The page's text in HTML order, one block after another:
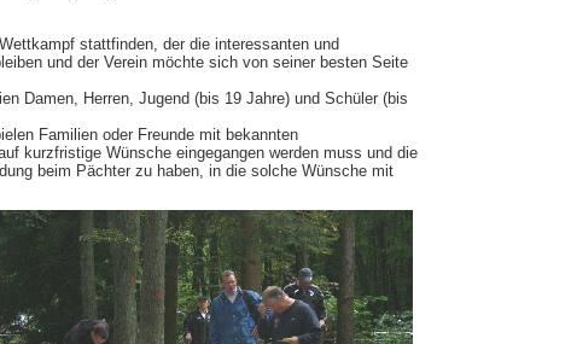
stattfinden, der die interessanten und
und der Verein möchte sich von seiner besten Seite
Damen, Herren, Jugend (bis 19 Jahre) und Schüler (bis
Familien oder Freunde mit bekannten
kurzfristige Wünsche eingegangen werden muss und die
beim Pächter zu haben, in die solche Wünsche mit